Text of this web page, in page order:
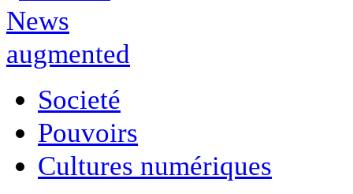
Societé
Pouvoirs
Cultures numériques